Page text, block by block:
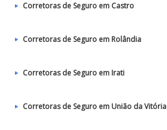
Corretoras de Seguro em Castro
Corretoras de Seguro em Rolândia
Corretoras de Seguro em Irati
Corretoras de Seguro em União da Vitória